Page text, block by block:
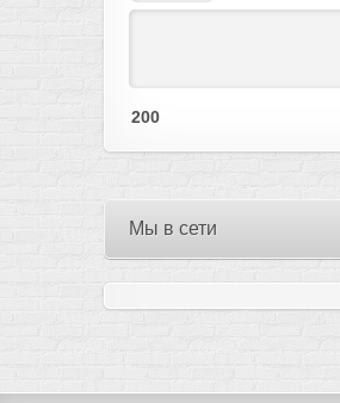
200
Мы в сети